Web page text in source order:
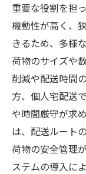
重要な役割を担
機動性が高く、
きるため、多様
荷物のサイズや
削減や配送時間
方、個人宅配送
や時間厳守が求
は、配送ルート
荷物の安全管理
ステムの導入に